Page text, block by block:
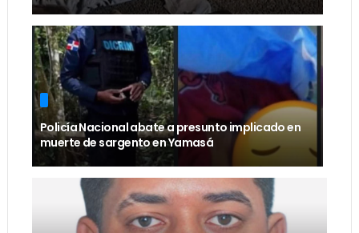
Policía Nacional abate a presunto implicado en
muerte de sargento en Yamasá